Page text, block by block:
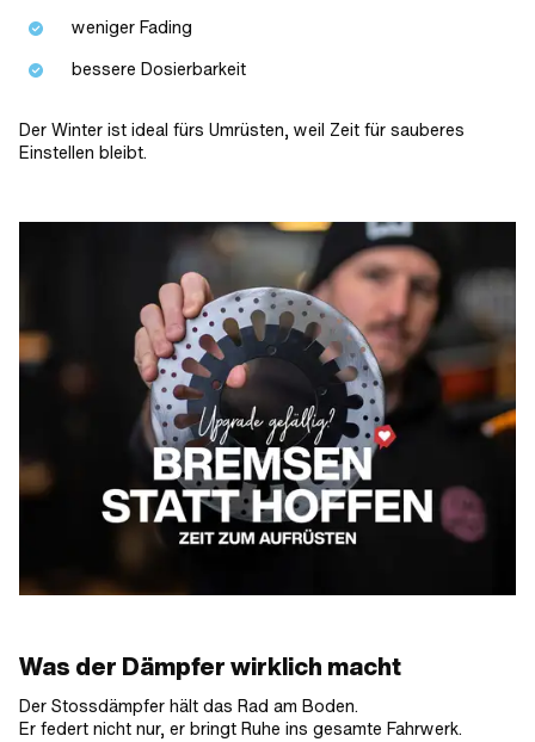
weniger Fading
bessere Dosierbarkeit
Der Winter ist ideal fürs Umrüsten, weil Zeit für sauberes
Einstellen bleibt.
Was der Dämpfer wirklich macht
Der Stossdämpfer hält das Rad am Boden.
Er federt nicht nur, er bringt Ruhe ins gesamte Fahrwerk.